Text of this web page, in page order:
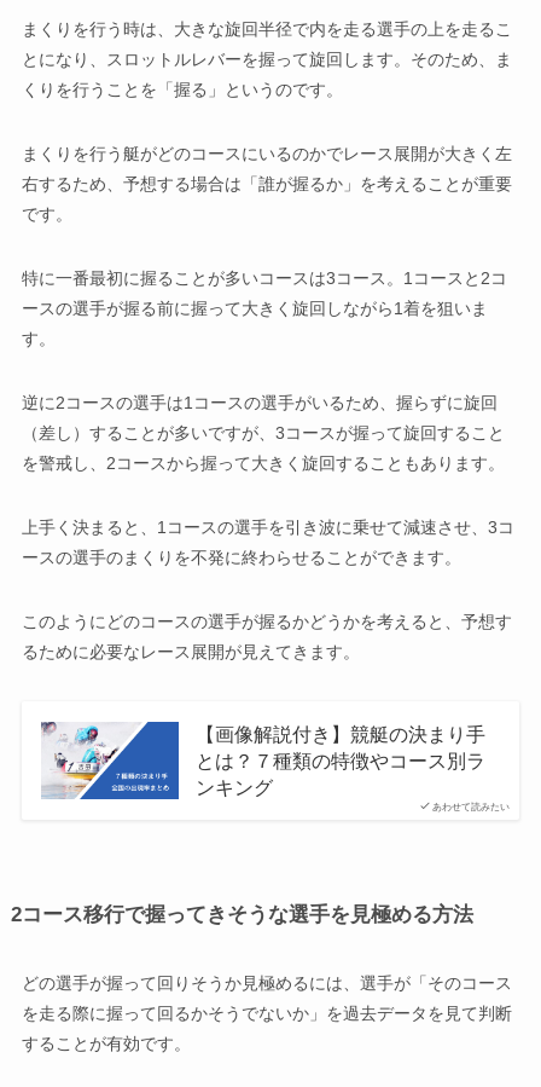
まくりを行う時は、大きな旋回半径で内を走る選手の上を走るこ
とになり、スロットルレバーを握って旋回します。そのため、ま
くりを行うことを「握る」というのです。
まくりを行う艇がどのコースにいるのかでレース展開が大きく左
右するため、予想する場合は「誰が握るか」を考えることが重要
です。
特に一番最初に握ることが多いコースは3コース。1コースと2コ
ースの選手が握る前に握って大きく旋回しながら1着を狙いま
す。
逆に2コースの選手は1コースの選手がいるため、握らずに旋回
（差し）することが多いですが、3コースが握って旋回すること
を警戒し、2コースから握って大きく旋回することもあります。
上手く決まると、1コースの選手を引き波に乗せて減速させ、3コ
ースの選手のまくりを不発に終わらせることができます。
このようにどのコースの選手が握るかどうかを考えると、予想す
るために必要なレース展開が見えてきます。
あわせて読みたい
【画像解説付き】競艇の決まり手
とは？７種類の特徴やコース別ラ
ンキング
2コース移行で握ってきそうな選手を見極める方法
どの選手が握って回りそうか見極めるには、選手が「そのコース
を走る際に握って回るかそうでないか」を過去データを見て判断
することが有効です。